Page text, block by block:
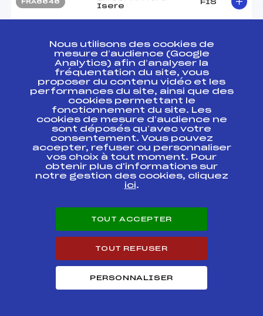
FRA6646
Isere
FIS
FRA6642
LA SCARA Val d
Isere
FIS
ANAF0222.FFS
Mémorial
H.SCARAFFIOTTI
Pré Qualifications
SCARA TRACE B
DOSSARDS MBS
FFS
ANAF0223.FFS
Mémorial
H.SCARAFFIOTTI
Qualifications
SCARA TRACE A
DOSSARDS BANQUE
FFS
ANAF0144.FFS
2ème Etape -16
Trophée Caisse
Kassbohrer
FFS
2ème Etape -16
Nous utilisons des cookies de
mesure d’audience (Google
Analytics) afin d’analyser la
fréquentation du site, vous
proposer du contenu vidéo et les
performances du site, ainsi que des
cookies permettant le
fonctionnement du site. Les
cookies de mesure d’audience ne
sont déposés qu’avec votre
consentement. Vous pouvez
accepter, refuser ou personnaliser
vos choix à tout moment. Pour
obtenir plus d'informations sur
notre gestion des cookies, cliquez
ici.
TOUT ACCEPTER
TOUT REFUSER
PERSONNALISER